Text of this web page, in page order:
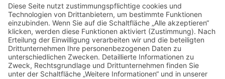
24
25 26 27 28 29
30
31
« Juli